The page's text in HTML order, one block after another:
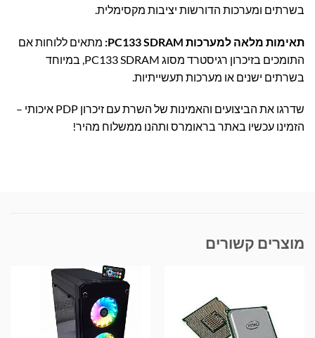
בשרתים ומערכות הדורשות יציבות מקסימלית.
תאימות מלאה למערכות PC133 SDRAM:
מתאים ללוחות אם
התומכים בזיכרון רגיסטרד מסוג PC133 SDRAM, במיוחד
בשרתים ישנים או מערכות תעשייתיות.
שדרגו את הביצועים והאמינות של השרת עם זיכרון PDP איכותי –
הזמינו עכשיו באתר בראומרס ותהנו ממשלוח מהיר!
מוצרים קשורים